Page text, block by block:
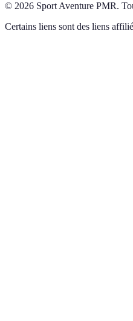
© 2026 Sport Aventure PMR.
Certains liens sont des liens